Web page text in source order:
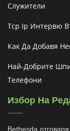
Служители
Tcp Ip Интервю
Как Да Добавя
Най-Добрите
Телефони
Избор На
Bethesda